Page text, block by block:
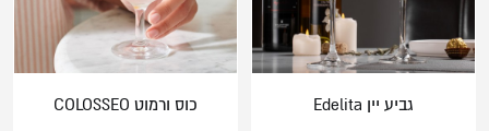
גביע יין Edelita כוס ורמוט COLOSSEO